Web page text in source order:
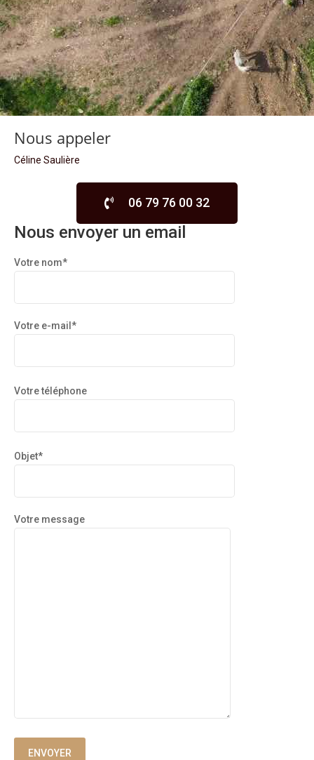
Nous appeler
Céline Saulière
06 79 76 00 32
Nous envoyer un email
Votre nom*
Votre e-mail*
Votre téléphone
Objet*
Votre message